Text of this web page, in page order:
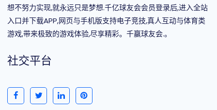
想不努力实现,就永远只是梦想.千亿球友会会员登录后,进入全站
入口并下载APP,网页与手机版支持电子竞技,真人互动与体育类
游戏,带来极致的游戏体验,尽享精彩。千赢球友会.。
社交平台